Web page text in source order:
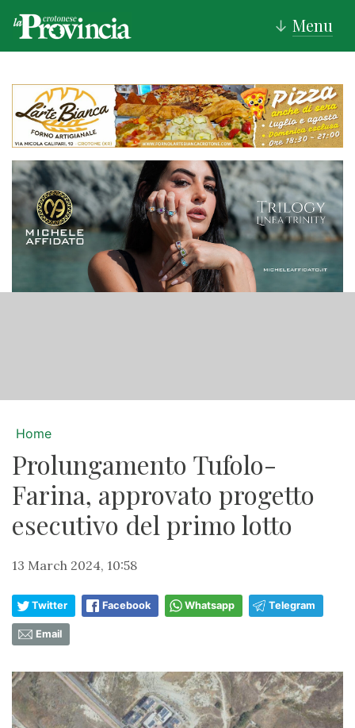
↓ Menu
Home
Prolungamento Tufolo-
Farina, approvato progetto
esecutivo del primo lotto
13 March 2024, 10:58
Twitter Facebook Whatsapp Telegram
Email